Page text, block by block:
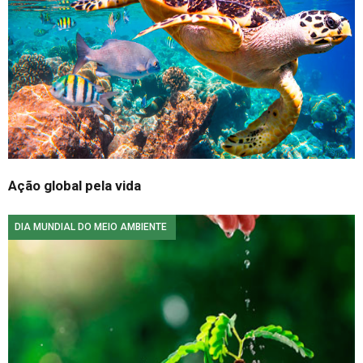
Ação global pela vida
DIA MUNDIAL DO MEIO AMBIENTE